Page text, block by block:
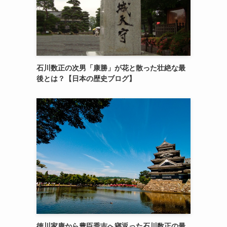
石川数正の次男「康勝」が花と散った壮絶な最
後とは？【日本の歴史ブログ】